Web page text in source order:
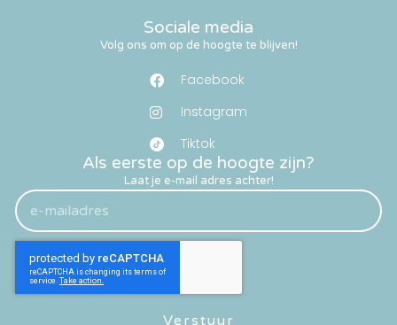
Als eerste op de hoogte zijn?
Laat je e-mail adres achter!
Verstuur
Sociale media
Volg ons om op de hoogte te blijven!
Facebook
Instagram
Tiktok